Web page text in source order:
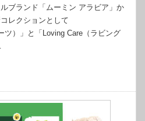
ブランド「ムーミン アラビア」か
レクションとして
ツ）」と「Loving Care（ラビング